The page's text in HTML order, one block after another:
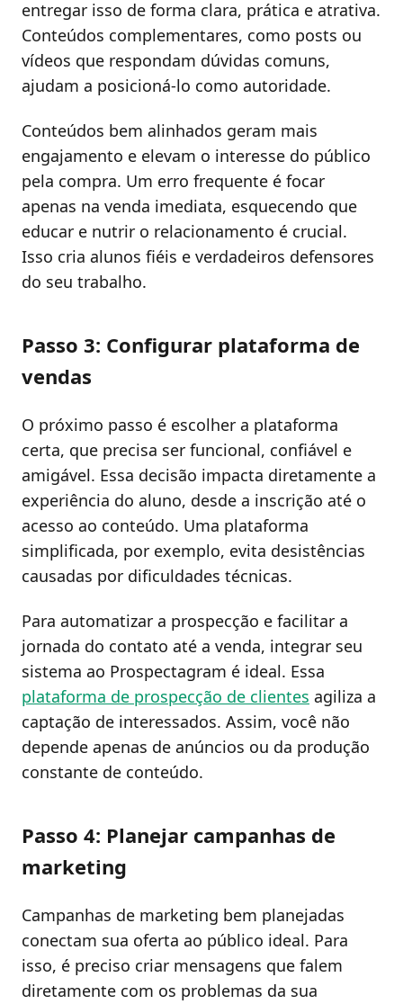
entregar isso de forma clara, prática e atrativa.
Conteúdos complementares, como posts ou
vídeos que respondam dúvidas comuns,
ajudam a posicioná-lo como autoridade.
Conteúdos bem alinhados geram mais
engajamento e elevam o interesse do público
pela compra. Um erro frequente é focar
apenas na venda imediata, esquecendo que
educar e nutrir o relacionamento é crucial.
Isso cria alunos fiéis e verdadeiros defensores
do seu trabalho.
Passo 3: Configurar plataforma de
vendas
O próximo passo é escolher a plataforma
certa, que precisa ser funcional, confiável e
amigável. Essa decisão impacta diretamente a
experiência do aluno, desde a inscrição até o
acesso ao conteúdo. Uma plataforma
simplificada, por exemplo, evita desistências
causadas por dificuldades técnicas.
Para automatizar a prospecção e facilitar a
jornada do contato até a venda, integrar seu
sistema ao Prospectagram é ideal. Essa
plataforma de prospecção de clientes agiliza a
captação de interessados. Assim, você não
depende apenas de anúncios ou da produção
constante de conteúdo.
Passo 4: Planejar campanhas de
marketing
Campanhas de marketing bem planejadas
conectam sua oferta ao público ideal. Para
isso, é preciso criar mensagens que falem
diretamente com os problemas da sua